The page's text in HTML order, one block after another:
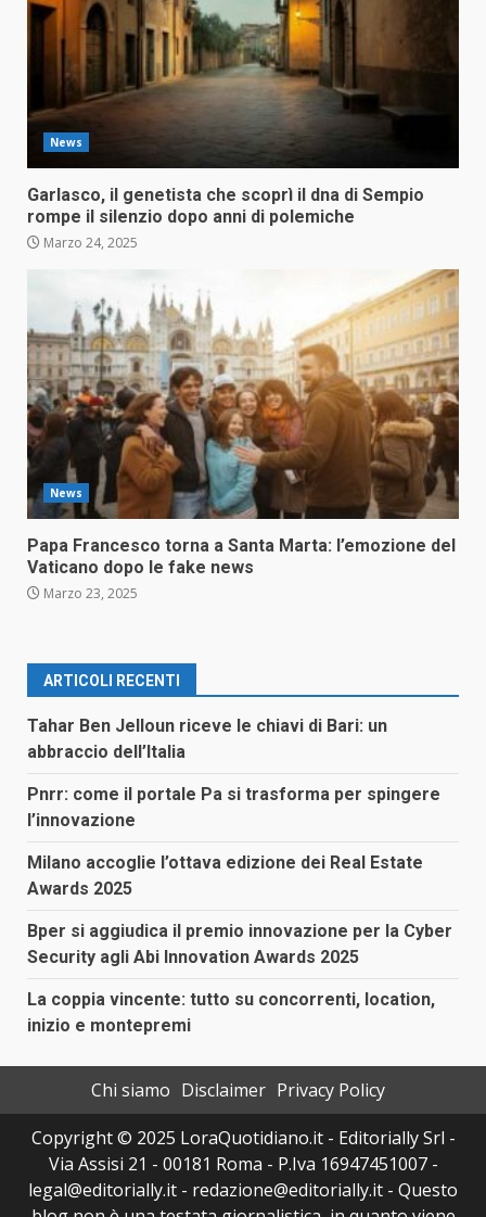
News
Garlasco, il genetista che scoprì il dna di Sempio
rompe il silenzio dopo anni di polemiche
Marzo 24, 2025
News
Papa Francesco torna a Santa Marta: l’emozione del
Vaticano dopo le fake news
Marzo 23, 2025
ARTICOLI RECENTI
Tahar Ben Jelloun riceve le chiavi di Bari: un
abbraccio dell’Italia
Pnrr: come il portale Pa si trasforma per spingere
l’innovazione
Milano accoglie l’ottava edizione dei Real Estate
Awards 2025
Bper si aggiudica il premio innovazione per la Cyber
Security agli Abi Innovation Awards 2025
La coppia vincente: tutto su concorrenti, location,
inizio e montepremi
Chi siamo Disclaimer Privacy Policy
Copyright © 2025 LoraQuotidiano.it - Editorially Srl -
Via Assisi 21 - 00181 Roma - P.Iva 16947451007 -
legal@editorially.it - redazione@editorially.it - Questo